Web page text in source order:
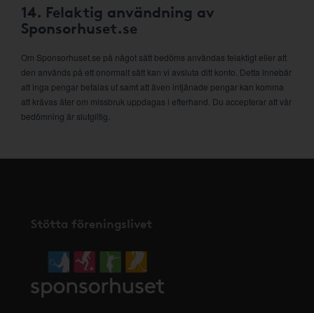
14. Felaktig användning av
Sponsorhuset.se
Om Sponsorhuset.se på något sätt bedöms användas felaktigt eller att
den används på ett onormalt sätt kan vi avsluta ditt konto. Detta innebär
att inga pengar betalas ut samt att även intjänade pengar kan komma
att krävas åter om missbruk uppdagas i efterhand. Du accepterar att vår
bedömning är slutgiltig.
Stötta föreningslivet